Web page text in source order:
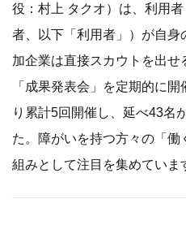
役：村上 タクオ）は、利用
者、以下「利用者」）が自
加企業は直接スカウトを出せ
「成果発表会」を定期的に
り累計5回開催し、延べ43名
た。障がいを持つ方々の「働
組みとして注目を集めていま